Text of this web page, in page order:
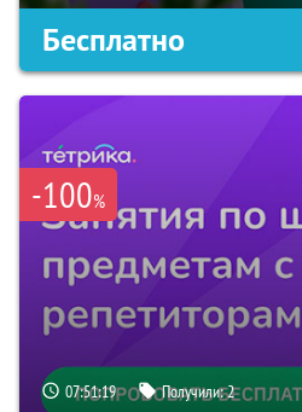
Бесплатно
-100%
07:51:18 Получили:2